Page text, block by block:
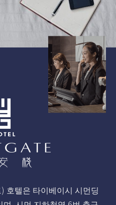
호텔은 타이베이시 시먼딩